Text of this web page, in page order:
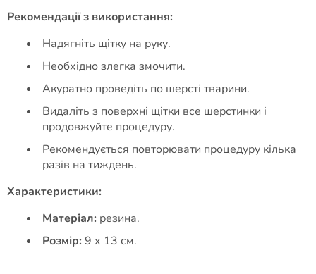
Рекомендації з використання:
Надягніть щітку на руку.
Необхідно злегка змочити.
Акуратно проведіть по шерсті тварини.
Видаліть з поверхні щітки все шерстинки і
продовжуйте процедуру.
Рекомендується повторювати процедуру кілька
разів на тиждень.
Характеристики:
Матеріал: резина.
Розмір: 9 х 13 см.